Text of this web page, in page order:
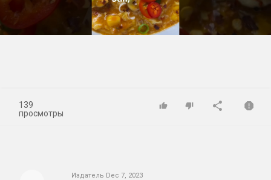
Video
139
просмотры
Издатель Dec 7, 2023